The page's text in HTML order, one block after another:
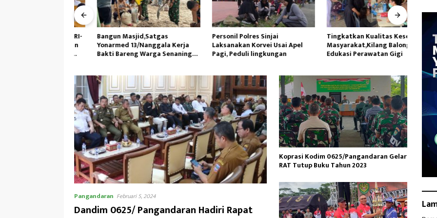
Bangun Masjid,Satgas
Yonarmed 13/Nanggala Kerja
Bakti Bareng Warga Senaning
Personil Polres Sinjai
Laksanakan Korvei Usai Apel
Pagi, Peduli lingkungan
Tingkatkan Kualitas Kesehatan
Masyarakat,Kilang Balongan
Edukasi Perawatan Gigi
Pangandaran Februari 5, 2024
Dandim 0625/ Pangandaran Hadiri Rapat
Koprasi Kodim 0625/Pangandaran Gelar
RAT Tutup Buku Tahun 2023